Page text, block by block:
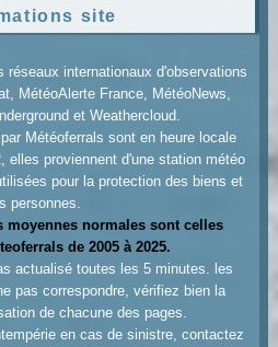
site
réseaux internationaux d'observations
MétéoAlerte France, MétéoNews,
et Weathercloud.
Météoferrals sont en heure locale
elles proviennent d'une station météo
pour la protection des biens et
personnes.
moyennes normales sont celles
de 2005 à 2025.
actualisé toutes les 5 minutes. les
pas correspondre, vérifiez bien la
de chacune des pages.
en cas de sinistre, contactez